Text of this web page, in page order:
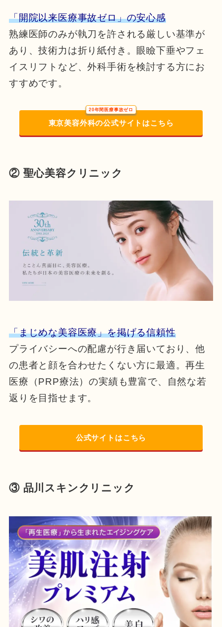
「開院以来医療事故ゼロ」の安心感
熟練医師のみが執刀を許される厳しい基準が
あり、技術力は折り紙付き。眼瞼下垂やフェ
イスリフトなど、外科手術を検討する方にお
すすめです。
20年間医療事故ゼロ
東京美容外科の公式サイトはこちら
② 聖心美容クリニック
「まじめな美容医療」を掲げる信頼性
プライバシーへの配慮が行き届いており、他
の患者と顔を合わせたくない方に最適。再生
医療（PRP療法）の実績も豊富で、自然な若
返りを目指せます。
公式サイトはこちら
③ 品川スキンクリニック